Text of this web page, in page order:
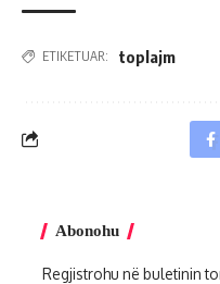
ETIKETUAR: toplajm
Abonohu
Regjistrohu në buletinin